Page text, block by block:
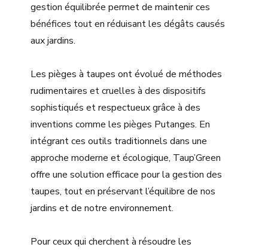
gestion équilibrée permet de maintenir ces
bénéfices tout en réduisant les dégâts causés
aux jardins.
Les pièges à taupes ont évolué de méthodes
rudimentaires et cruelles à des dispositifs
sophistiqués et respectueux grâce à des
inventions comme les pièges Putanges. En
intégrant ces outils traditionnels dans une
approche moderne et écologique, Taup’Green
offre une solution efficace pour la gestion des
taupes, tout en préservant l’équilibre de nos
jardins et de notre environnement.
Pour ceux qui cherchent à résoudre les